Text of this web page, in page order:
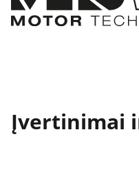
Įvertinimai